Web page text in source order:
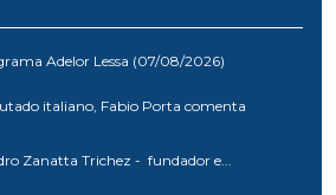
Adelor Lessa (07/08/2026)
italiano, Fabio Porta comenta
Zanatta Trichez - fundador e...